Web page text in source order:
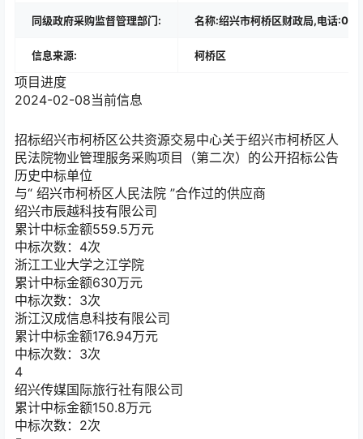
同级政府采购监督管理部门: 名称:绍兴市柯桥区财政局,电话
信息来源: 柯桥区
项目进度
2024-02-08当前信息
招标绍兴市柯桥区公共资源交易中心关于绍兴市柯桥区人
民法院物业管理服务采购项目（第二次）的公开招标公告
历史中标单位
与“ 绍兴市柯桥区人民法院 ”合作过的供应商
绍兴市辰越科技有限公司
累计中标金额559.5万元
中标次数：4次
浙江工业大学之江学院
累计中标金额630万元
中标次数：3次
浙江汉成信息科技有限公司
累计中标金额176.94万元
中标次数：3次
4
绍兴传媒国际旅行社有限公司
累计中标金额150.8万元
中标次数：2次